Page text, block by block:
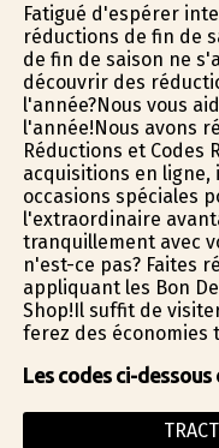
Fatigué d'espérer
réductions de fin de
de fin de saison ne
découvrir des
l'année?Nous vous
l'année!Nous avons
Réductions et Codes
acquisitions en
occasions spéciales
l'extraordinaire
tranquillement avec
n'est-ce pas? Faites
appliquant les Bon
Shop!Il suffit de
ferez des économies
Les codes ci-